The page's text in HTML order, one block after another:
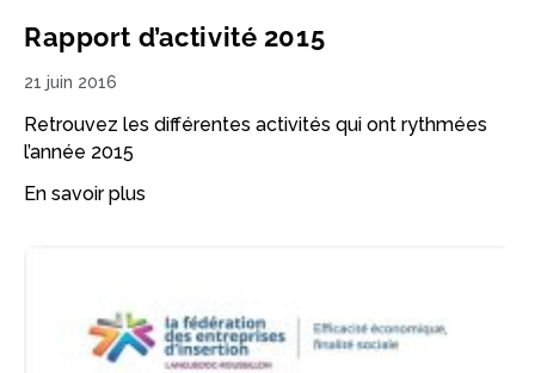
Rapport d’activité 2015
21 juin 2016
Retrouvez les différentes activités qui ont rythmées
l’année 2015
En savoir plus